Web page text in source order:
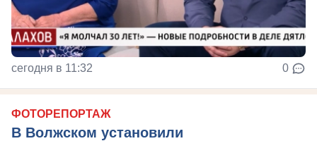
сегодня в 11:32 0
ФОТОРЕПОРТАЖ
В Волжском установили